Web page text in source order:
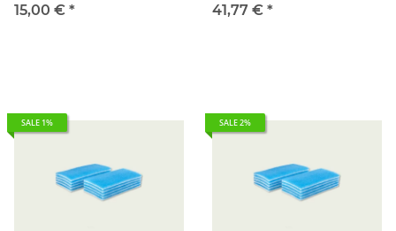
15,00 € *
41,77 € *
SALE 1% SALE 2%